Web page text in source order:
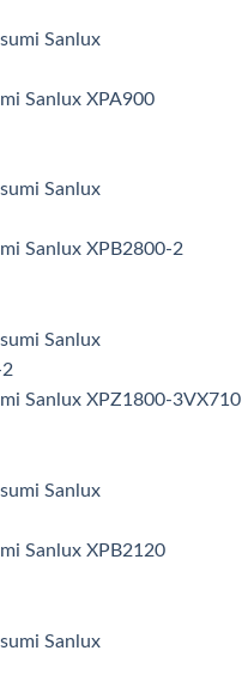
Sanlux XPA900
Sanlux XPB2800-2
Sanlux XPZ1800-
Sanlux XPB2120